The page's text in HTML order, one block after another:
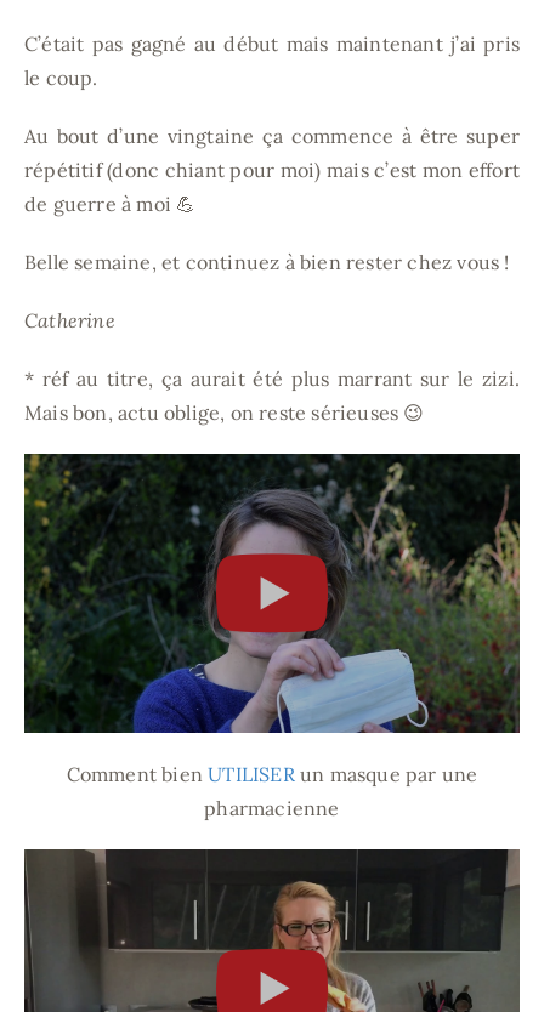
C’était pas gagné au début mais maintenant j’ai pris
le coup.
Au bout d’une vingtaine ça commence à être super
répétitif (donc chiant pour moi) mais c’est mon effort
de guerre à moi 💪
Belle semaine, et continuez à bien rester chez vous !
Catherine
* réf au titre, ça aurait été plus marrant sur le zizi.
Mais bon, actu oblige, on reste sérieuses 😉
Comment bienUTILISER un masque par une
pharmacienne